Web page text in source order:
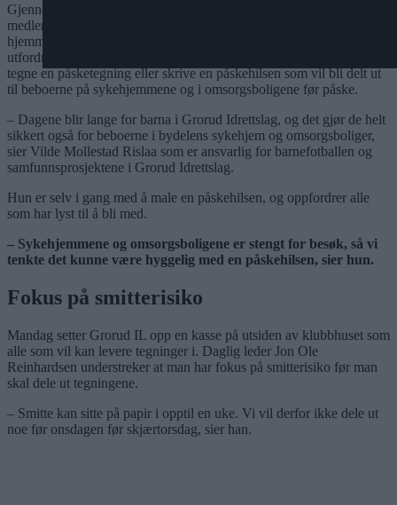
Gjennom den siste uka har Grorud Idrettslag daglig oppfordret sine
medlemmer, og alle andre som vil, til å gjennomføre en utfordring
hjemme gjennom sin Instagramkonto. Onsdag kom den første
utfordringen som ikke hadde noe med fotball å gjøre – nemlig å
tegne en påsketegning eller skrive en påskehilsen som vil bli delt ut
til beboerne på sykehjemmene og i omsorgsboligene før påske.
– Dagene blir lange for barna i Grorud Idrettslag, og det gjør de helt
sikkert også for beboerne i bydelens sykehjem og omsorgsboliger,
sier Vilde Mollestad Rislaa som er ansvarlig for barnefotballen og
samfunnsprosjektene i Grorud Idrettslag.
Hun er selv i gang med å male en påskehilsen, og oppfordrer alle
som har lyst til å bli med.
– Sykehjemmene og omsorgsboligene er stengt for besøk, så vi
tenkte det kunne være hyggelig med en påskehilsen, sier hun.
Fokus på smitterisiko
Mandag setter Grorud IL opp en kasse på utsiden av klubbhuset som
alle som vil kan levere tegninger i. Daglig leder Jon Ole
Reinhardsen understreker at man har fokus på smitterisiko før man
skal dele ut tegningene.
– Smitte kan sitte på papir i opptil en uke. Vi vil derfor ikke dele ut
noe før onsdagen før skjærtorsdag, sier han.